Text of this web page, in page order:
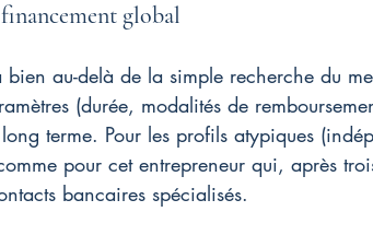
global
au-delà de la simple recherche du
(durée, modalités de
terme. Pour les profils atypiques
pour cet entrepreneur qui, après
bancaires spécialisés.